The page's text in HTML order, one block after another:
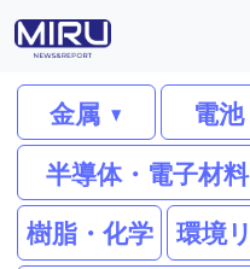
金属 電池
半導体・電子材料
樹脂・化学
環境